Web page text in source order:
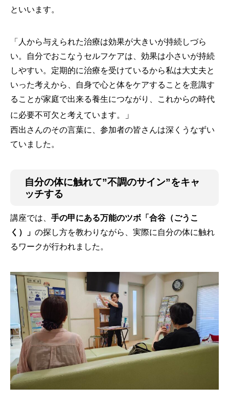
といいます。
「人から与えられた治療は効果が大きいが持続しづら
い。自分でおこなうセルフケアは、効果は小さいが持続
しやすい。定期的に治療を受けているから私は大丈夫と
いった考えから、自身で心と体をケアすることを意識す
ることが家庭で出来る養生につながり、これからの時代
に必要不可欠と考えています。
」
西出さんのその言葉に、参加者の皆さんは深くうなずい
ていました。
自分の体に触れて”不調のサイン”をキャ
ッチする
講座では、 手の甲にある万能のツボ「合谷（ごうこ
く）」 の探し方を教わりながら、実際に自分の体に触れ
るワークが行われました。